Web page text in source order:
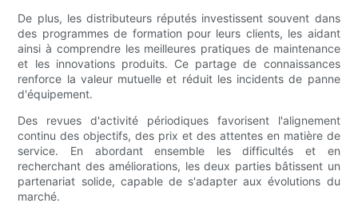
De plus, les distributeurs réputés investissent souvent dans
des programmes de formation pour leurs clients, les aidant
ainsi à comprendre les meilleures pratiques de maintenance
et les innovations produits. Ce partage de connaissances
renforce la valeur mutuelle et réduit les incidents de panne
d'équipement.
Des revues d'activité périodiques favorisent l'alignement
continu des objectifs, des prix et des attentes en matière de
service. En abordant ensemble les difficultés et en
recherchant des améliorations, les deux parties bâtissent un
partenariat solide, capable de s'adapter aux évolutions du
marché.